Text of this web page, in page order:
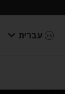
עברית